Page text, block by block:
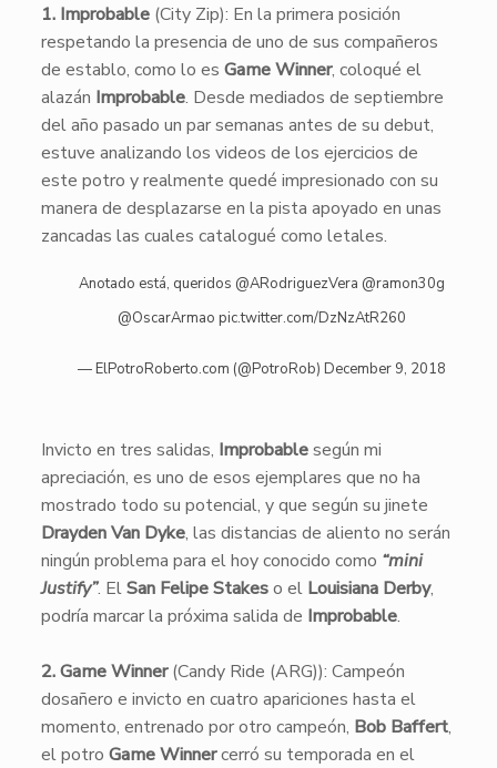
​1. Improbable(City Zip): En la primera posición
respetando la presencia de uno de sus compañeros
de establo, como lo es Game Winner, coloqué el
alazán Improbable. Desde mediados de septiembre
del año pasado un par semanas antes de su debut,
estuve analizando los videos de los ejercicios de
este potro y realmente quedé impresionado con su
manera de desplazarse en la pista apoyado en unas
zancadas las cuales catalogué como letales.
Anotado está, queridos @ARodriguezVera @ramon30g
@OscarArmao pic.twitter.com/DzNzAtR260
— ElPotroRoberto.com (@PotroRob)December 9, 2018
Invicto en tres salidas, Improbablesegún mi
apreciación, es uno de esos ejemplares que no ha
mostrado todo su potencial, y que según su jinete
Drayden Van Dyke, las distancias de aliento no serán
ningún problema para el hoy conocido como “mini
Justify”. ElSan Felipe Stakeso el Louisiana Derby,
podría marcar la próxima salida de Improbable.
2. Game Winner(Candy Ride (ARG)): Campeón
dosañero e invicto en cuatro apariciones hasta el
momento, entrenado por otro campeón, Bob Baffert,
el potro Game Winnercerró su temporada en el